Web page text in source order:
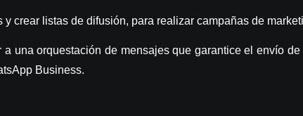
y crear listas de difusión, para realizar campañas de
una orquestación de mensajes que garantice el envío
Business.